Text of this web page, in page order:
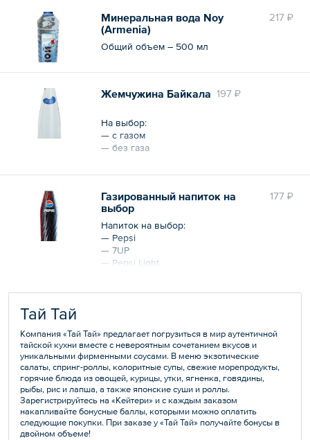
217 ₽
Минеральная вода Noy
(Armenia)
Общий объем – 500 мл
197 ₽
Жемчужина Байкала
На выбор:
— с газом
— без газа
177 ₽
Газированный напиток на
выбор
Напиток на выбор:
— Pepsi
— 7UP
— Pepsi Light
Тай Тай
Компания «Тай Тай» предлагает погрузиться в мир аутентичной
тайской кухни вместе с невероятным сочетанием вкусов и
уникальными фирменными соусами. В меню экзотические
салаты, спринг-роллы, колоритные супы, свежие морепродукты,
горячие блюда из овощей, курицы, утки, ягненка, говядины,
рыбы, рис и лапша, а также японские суши и роллы.
Зарегистрируйтесь на «Кейтери» и с каждым заказом
накапливайте бонусные баллы, которыми можно оплатить
следующие покупки. При заказе у «Тай Тай» получайте бонусы в
двойном объеме!